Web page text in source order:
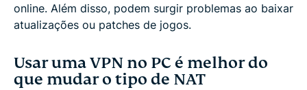
online. Além disso, podem surgir problemas ao baixar
atualizações ou patches de jogos.
Usar uma VPN no PC é melhor do
que mudar o tipo de NAT